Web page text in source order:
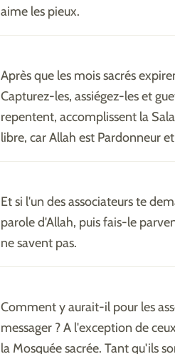
aime les pieux.
Après que les mois sacrés
Capturez-les, assiégez-les et
repentent, accomplissent la
libre, car Allah est Pardonneur
Et si l'un des associateurs te
parole d'Allah, puis fais-le
ne savent pas.
Comment y aurait-il pour les
messager ? A l'exception de
la Mosquée sacrée. Tant qu'ils